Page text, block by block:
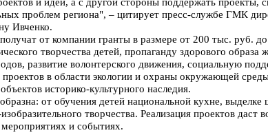
проблем региона", – цитирует пресс-службе ГМК
Ивченко.
от компании гранты в размере от 200 тыс. руб.
творчества детей, пропаганду здорового образа
развитие волонтерского движения, социальную
в области экологии и охраны окружающей
историко-культурного наследия.
от обучения детей национальной кухне,
творчества. Реализация проектов
и событиях.